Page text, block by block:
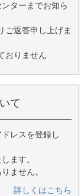
ターまでお知ら
ご返答申し上げま
おりません
て
レスを登録し
ます。
ません。
詳しくはこちら